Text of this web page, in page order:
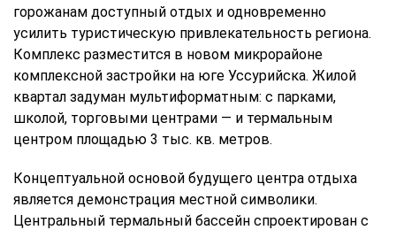
горожанам доступный отдых и одновременно
усилить туристическую привлекательность региона.
Комплекс разместится в новом микрорайоне
комплексной застройки на юге Уссурийска. Жилой
квартал задуман мультиформатным: с парками,
школой, торговыми центрами — и термальным
центром площадью 3 тыс. кв. метров.
Концептуальной основой будущего центра отдыха
является демонстрация местной символики.
Центральный термальный бассейн спроектирован с